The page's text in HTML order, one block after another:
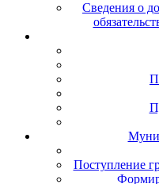
Сведения о
Поступление